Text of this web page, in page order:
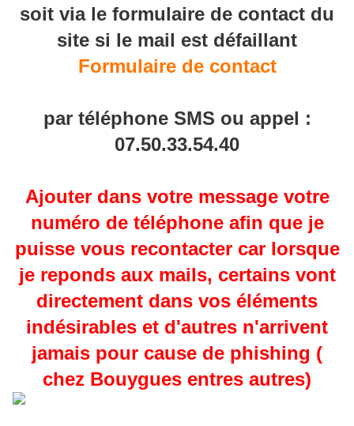
soit via le formulaire de contact du
site si le mail est défaillant
Formulaire de contact
par téléphone SMS ou appel :
07.50.33.54.40
Ajouter dans votre message votre
numéro de téléphone afin que je
puisse vous recontacter car lorsque
je reponds aux mails, certains vont
directement dans vos éléments
indésirables et d'autres n'arrivent
jamais pour cause de phishing (
chez Bouygues entres autres)